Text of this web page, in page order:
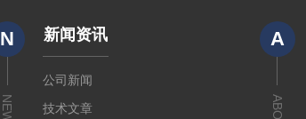
N 新闻资讯
公司新闻
技术文章
A